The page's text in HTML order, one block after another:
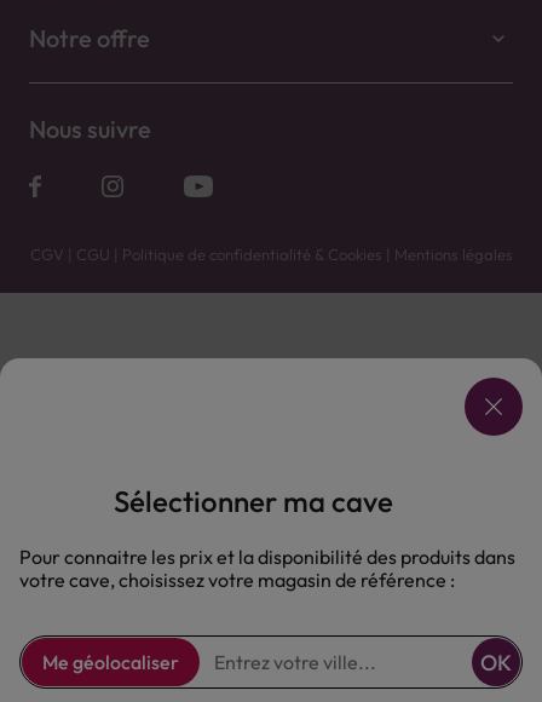
Notre offre
Nous suivre
CGV | CGU | Politique de confidentialité & Cookies | Mentions légales
Vente uniquement en caves. Contactez votre caviste pour plus de renseignements.
L'ABUS D'ALCOOL EST DANGEREUX POUR LA SANTÉ, À CONSOMMER AVEC MODÉRATION.
Sélectionner ma cave
Pour connaitre les prix et la disponibilité des produits dans
votre cave, choisissez votre magasin de référence :
Me géolocaliser OK